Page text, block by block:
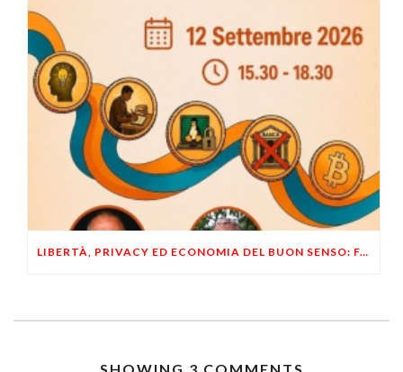
LIBERTÀ, PRIVACY ED ECONOMIA DEL BUON SENSO: FACCO E MUSUMECI A CASALECCHIO DI RENO (BO)